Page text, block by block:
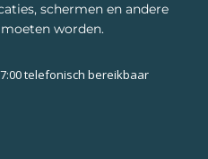
schermen en andere
worden.
telefonisch bereikbaar